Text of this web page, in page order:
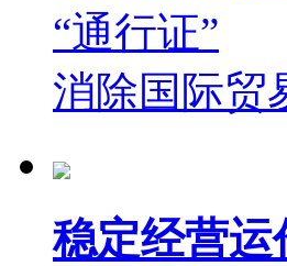
“通行证”
消除国际贸
稳定经营运